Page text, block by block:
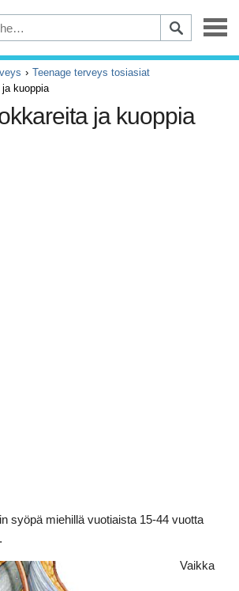
Teenage terveys tosiasiat
kuoppia
ja kuoppia
syöpä miehillä vuotiaista 15-44 vuotta
Vaikka